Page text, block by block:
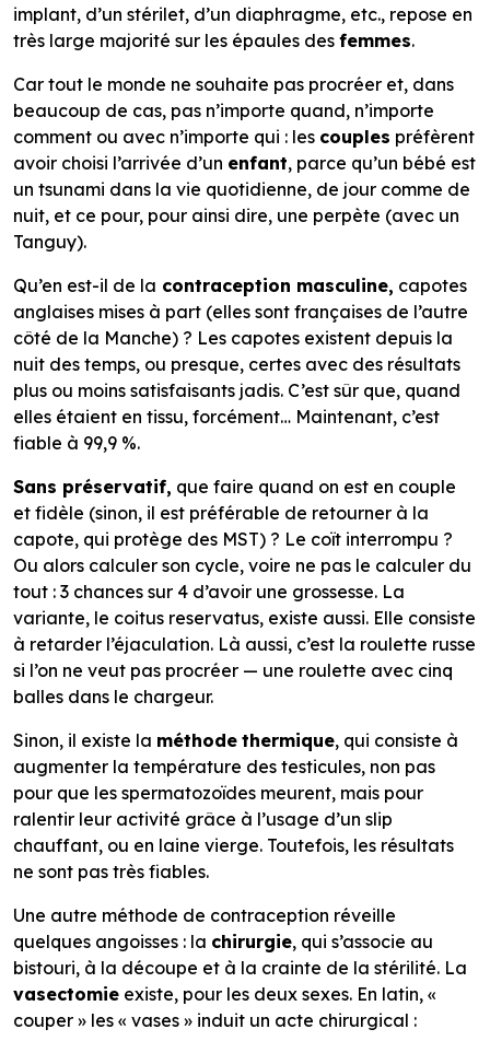
implant, d’un stérilet, d’un diaphragme, etc., repose en
très large majorité sur les épaules des femmes.
Car tout le monde ne souhaite pas procréer et, dans
beaucoup de cas, pas n’importe quand, n’importe
comment ou avec n’importe qui : les couples préfèrent
avoir choisi l’arrivée d’un enfant, parce qu’un bébé est
un tsunami dans la vie quotidienne, de jour comme de
nuit, et ce pour, pour ainsi dire, une perpète (avec un
Tanguy).
Qu’en est-il de la contraception masculine, capotes
anglaises mises à part (elles sont françaises de l’autre
côté de la Manche) ? Les capotes existent depuis la
nuit des temps, ou presque, certes avec des résultats
plus ou moins satisfaisants jadis. C’est sûr que, quand
elles étaient en tissu, forcément… Maintenant, c’est
fiable à 99,9 %.
Sans préservatif, que faire quand on est en couple
et fidèle (sinon, il est préférable de retourner à la
capote, qui protège des MST) ? Le coït interrompu ?
Ou alors calculer son cycle, voire ne pas le calculer du
tout : 3 chances sur 4 d’avoir une grossesse. La
variante, le coitus reservatus, existe aussi. Elle consiste
à retarder l’éjaculation. Là aussi, c’est la roulette russe
si l’on ne veut pas procréer — une roulette avec cinq
balles dans le chargeur.
Sinon, il existe la méthode thermique, qui consiste à
augmenter la température des testicules, non pas
pour que les spermatozoïdes meurent, mais pour
ralentir leur activité grâce à l’usage d’un slip
chauffant, ou en laine vierge. Toutefois, les résultats
ne sont pas très fiables.
Une autre méthode de contraception réveille
quelques angoisses : la chirurgie, qui s’associe au
bistouri, à la découpe et à la crainte de la stérilité. La
vasectomie existe, pour les deux sexes. En latin, «
couper » les « vases » induit un acte chirurgical :